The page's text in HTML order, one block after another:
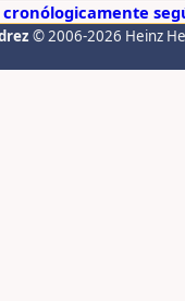
© 2006-2026 Heinz